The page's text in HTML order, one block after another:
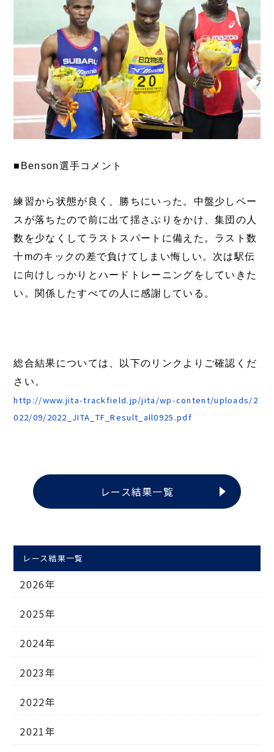
■Benson選手コメント
練習から状態が良く、勝ちにいった。中盤少しペー
スが落ちたので前に出て揺さぶりをかけ、集団の人
数を少なくしてラストスパートに備えた。ラスト数
十mのキックの差で負けてしまい悔しい。次は駅伝
に向けしっかりとハードトレーニングをしていきた
い。関係したすべての人に感謝している。
総合結果については、以下のリンクよりご確認くだ
さい。
http://www.jita-trackfield.jp/jita/wp-content/uploads/2
022/09/2022_JITA_TF_Result_all0925.pdf
レース結果一覧
レース結果一覧
2026年
2025年
2024年
2023年
2022年
2021年